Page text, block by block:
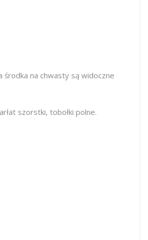
na chwasty są widoczne
szorstki, tobołki polne.